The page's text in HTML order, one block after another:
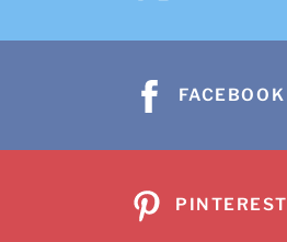
FACEBOOK
PINTEREST